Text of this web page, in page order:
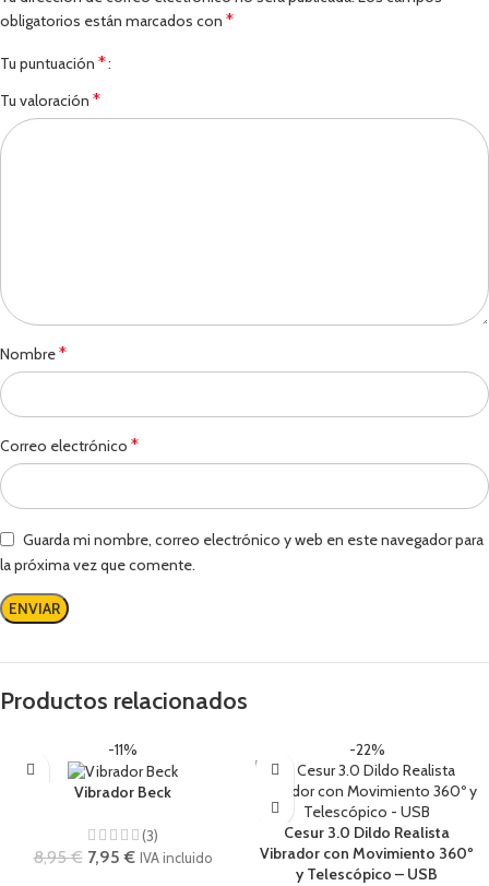
obligatorios están marcados con *
Tu puntuación *
Tu valoración *
Nombre*
Correo electrónico *
Guarda mi nombre, correo electrónico y web en este navegador para
la próxima vez que comente.
Productos relacionados
-11%
Vibrador Beck
(3)
8,95€ 7,95€ IVA incluido
-22%
Cesur 3.0 Dildo Realista
Vibrador con Movimiento 360º
y Telescópico – USB